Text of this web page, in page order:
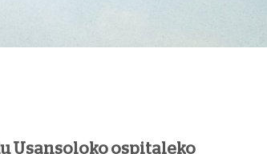
Usansoloko ospitaleko